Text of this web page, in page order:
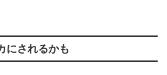
にされるかも